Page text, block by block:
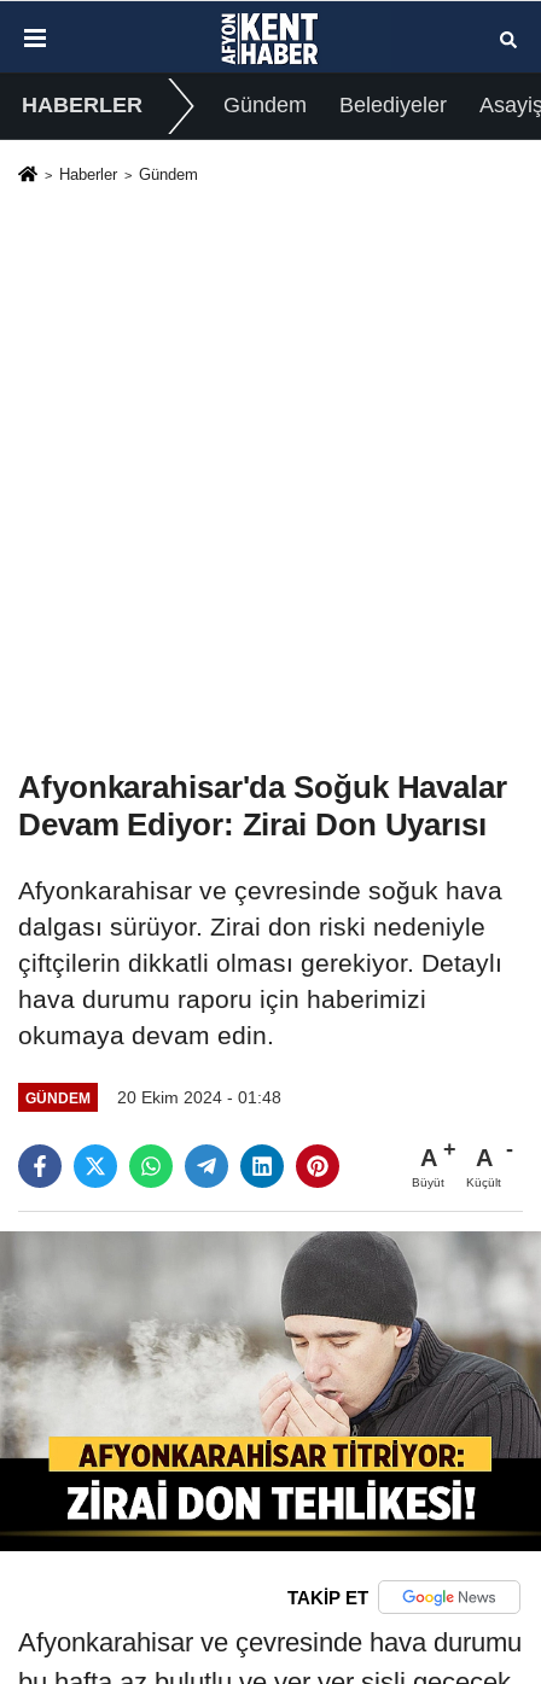
HABERLER Gündem Belediyeler
Haberler Gündem
Afyonkarahisar'da Soğuk Havalar
Devam Ediyor: Zirai Don Uyarısı
Afyonkarahisar ve çevresinde soğuk hava
dalgası sürüyor. Zirai don riski nedeniyle
çiftçilerin dikkatli olması gerekiyor. Detaylı
hava durumu raporu için haberimizi
okumaya devam edin.
GÜNDEM 20 Ekim 2024 - 01:48
A
Büyüt
A
Küçült
TAKİP ET
Afyonkarahisar ve çevresinde hava durumu